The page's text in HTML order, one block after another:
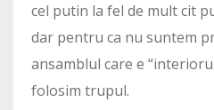
cel putin la fel de mult cit
dar pentru ca nu suntem
ansamblul care e
folosim trupul.